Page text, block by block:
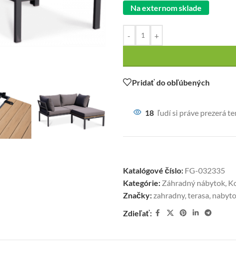
Na externom sklade
- +
Pridať do obľúbených
18 ľudí si práve prezerá
Katalógové číslo: FG-032335
Kategórie: Záhradný nábytok,
Značky:zahradny,terasa,
Zdieľať: